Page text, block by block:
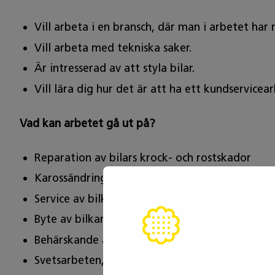
Vill arbeta i en bransch, där man i arbetet har
Vill arbeta med tekniska saker.
Är intresserad av att styla bilar.
Vill lära dig hur det är att ha ett
Vad kan arbetet gå ut på?
Reparation av bilars krock- och rostskador
Karossändringsarbeten
Service av bilkaross och kontroll av hjulen
Byte av bilkaross och glas och reparation av
Behärskande av grunderna i karossens elteknik
Svetsarbeten, fogningar, tunnplåtsarbeten och